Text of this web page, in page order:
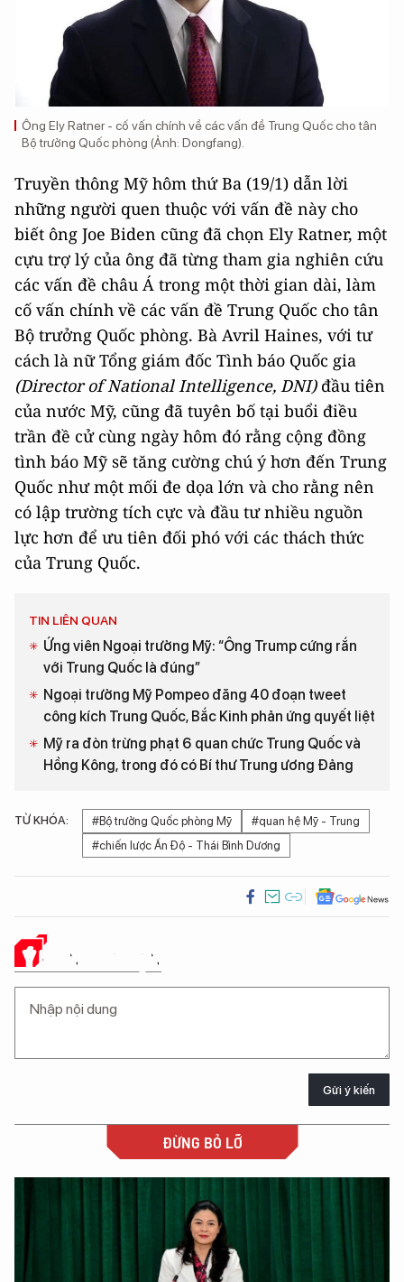
Ông Ely Ratner - cố vấn chính về các vấn đề Trung Quốc cho tân
Bộ trưởng Quốc phòng (Ảnh: Dongfang).
Truyền thông Mỹ hôm thứ Ba (19/1) dẫn lời
những người quen thuộc với vấn đề này cho
biết ông Joe Biden cũng đã chọn Ely Ratner, một
cựu trợ lý của ông đã từng tham gia nghiên cứu
các vấn đề châu Á trong một thời gian dài, làm
cố vấn chính về các vấn đề Trung Quốc cho tân
Bộ trưởng Quốc phòng. Bà Avril Haines, với tư
cách là nữ Tổng giám đốc Tình báo Quốc gia
(Director of National Intelligence, DNI)đầu tiên
của nước Mỹ, cũng đã tuyên bố tại buổi điều
trần đề cử cùng ngày hôm đó rằng cộng đồng
tình báo Mỹ sẽ tăng cường chú ý hơn đến Trung
Quốc như một mối đe dọa lớn và cho rằng nên
có lập trường tích cực và đầu tư nhiều nguồn
lực hơn để ưu tiên đối phó với các thách thức
của Trung Quốc.
TIN LIÊN QUAN
Ứng viên Ngoại trưởng Mỹ: “Ông Trump cứng rắn
với Trung Quốc là đúng”
Ngoại trưởng Mỹ Pompeo đăng 40 đoạn tweet
công kích Trung Quốc, Bắc Kinh phản ứng quyết liệt
Mỹ ra đòn trừng phạt 6 quan chức Trung Quốc và
Hồng Kông, trong đó có Bí thư Trung ương Đảng
TỪ KHÓA: #Bộ trưởng Quốc phòng Mỹ
#quan hệ Mỹ - Trung
#chiến lược Ấn Độ - Thái Bình Dương
Ý KIẾN CỦA BẠN
Gửi ý kiến
ĐỪNG BỎ LỠ